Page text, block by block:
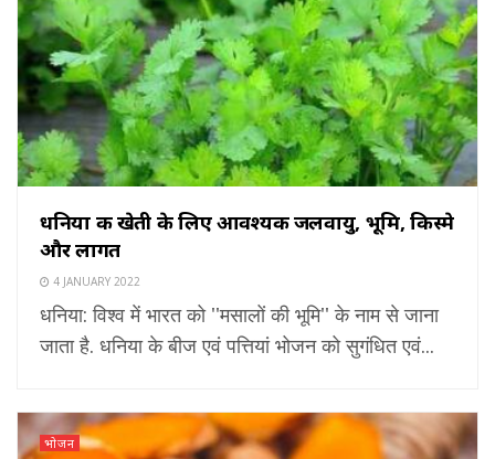
धनिया की खेती के लिए आवश्यक जलवायु, भूमि, किस्मे
और लागत
4 JANUARY 2022
धनिया: विश्व में भारत को ''मसालों की भूमि'' के नाम से जाना
जाता है. धनिया के बीज एवं पत्तियां भोजन को सुगंधित एवं...
भोजन